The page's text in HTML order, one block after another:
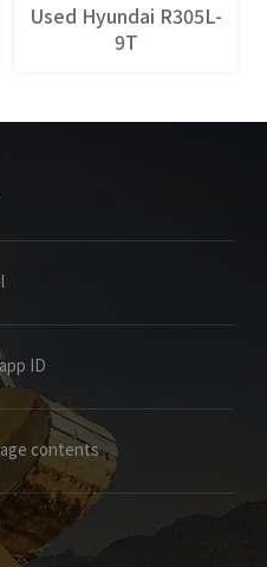
Used Hyundai R305L-
9T